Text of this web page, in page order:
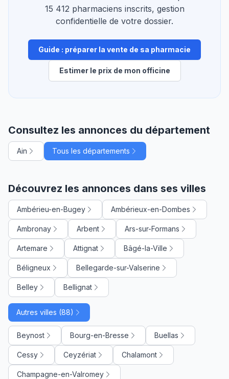
15 412 pharmaciens inscrits, gestion
confidentielle de votre dossier.
Guide : préparer la vente de sa pharmacie
Estimer le prix de mon officine
Consultez les annonces du département
Ain Tous les départements
Découvrez les annonces dans ses villes
Ambérieu-en-Bugey Ambérieux-en-Dombes
Ambronay Arbent Ars-sur-Formans
Artemare Attignat Bâgé-la-Ville
Béligneux Bellegarde-sur-Valserine
Belley Bellignat
Autres villes (88)
Beynost Bourg-en-Bresse Buellas
Cessy Ceyzériat Chalamont
Champagne-en-Valromey